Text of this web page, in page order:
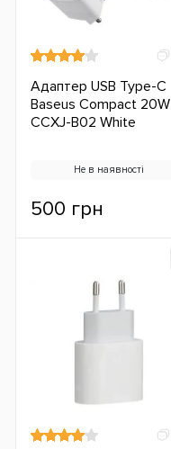
Адаптер USB Type-C
Baseus Compact 20W
CCXJ-B02 White
Не в наявності
500 грн